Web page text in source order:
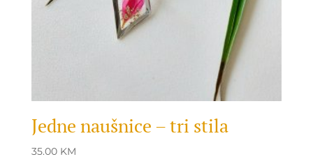
Jedne naušnice – tri stila
35.00 KM